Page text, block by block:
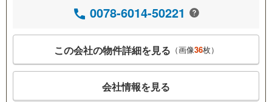
0078-6014-50221
この会社の物件詳細を見る （画像36枚）
会社情報を見る